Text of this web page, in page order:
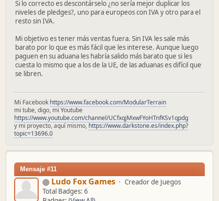
Si lo correcto es descontárselo ¿no sería mejor duplicar los
niveles de pledges?, uno para europeos con IVA y otro para el
resto sin IVA.
Mi objetivo es tener más ventas fuera. Sin IVA les sale más
barato por lo que es más fácil que les interese. Aunque luego
paguen en su aduana les habría salido más barato que si les
cuesta lo mismo que a los de la UE, de las aduanas es difícil que
se libren.
Mi Facebook https://www.facebook.com/ModularTerrain
mi tube, digo, mi Youtube
https://www.youtube.com/channel/UCfxqjMxwFYoHTnfKSv1qpdg
y mi proyecto, aquí mismo, https://www.darkstone.es/index.php?
topic=13696.0
Mensaje #11
Ludo Fox Games
Creador de Juegos
Total Badges: 6